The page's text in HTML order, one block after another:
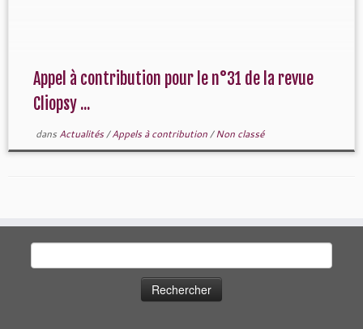
Appel à contribution pour le n°31 de la revue
Cliopsy ...
dans Actualités/Appels à contribution/Non classé